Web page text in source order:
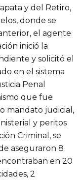
y del Retiro,
donde se
el agente
inició la
y solicitó el
en el sistema
Penal
que fue
mandato judicial,
y peritos
Criminal, se
aseguraron 8
en 20
2